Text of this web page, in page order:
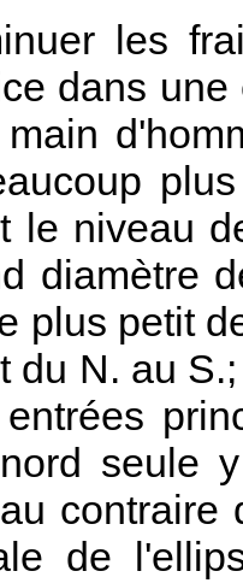
les
dans
le niveau
diamètre
plus petit
du N. au
seule
contraire
de